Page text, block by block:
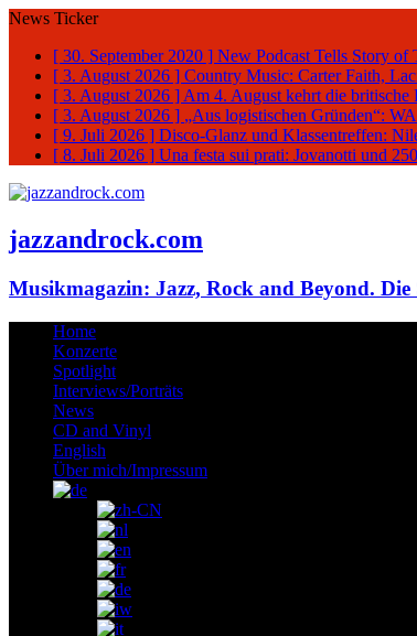
News Ticker
[ 30. September 2020 ] New Podcast Tells Story of
[ 3. August 2026 ] Country Music: Carter Faith,
[ 3. August 2026 ] Am 4. August kehrt die
[ 3. August 2026 ] „Aus logistischen Gründen“:
[ 9. Juli 2026 ] Disco-Glanz und Klassentreffen:
[ 8. Juli 2026 ] Una festa sui prati: Jovanotti und
jazzandrock.com
Musikmagazin: Jazz, Rock and Beyond.
Home
Konzerte
Spotlight
Interviews/Porträts
News
CD and Vinyl
English
Über mich/Impressum